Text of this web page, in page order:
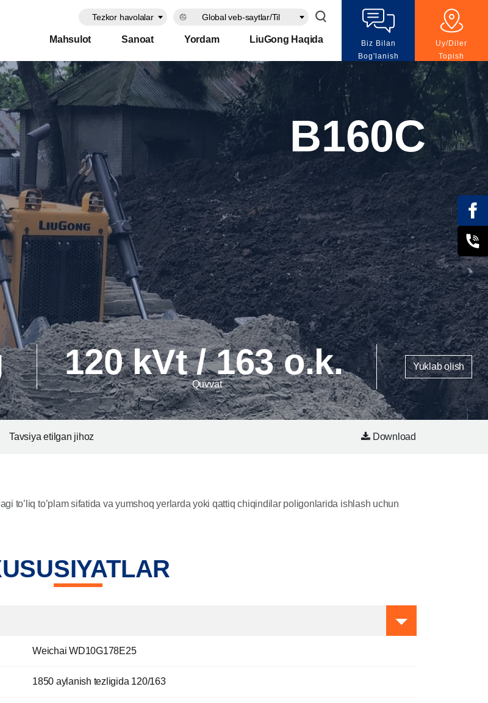
Tezkor havolalar Global veb-saytlar/Til
Mahsulot Sanoat Yordam LiuGong Haqida
Biz Bilan
Bog'lanish
Uy/Diler
Topish
B160C
120 kVt / 163 o.k.
Quvvat
Yuklab olish
Tavsiya etilgan jihoz Download
to’liq to’plam sifatida va yumshoq yerlarda yoki qattiq chiqindilar poligonlarida ishlash uchun
Weichai WD10G178E25
1850 aylanish tezligida 120/163